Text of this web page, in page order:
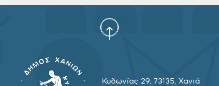
Κυδωνίας 29, 73135, Χανιά